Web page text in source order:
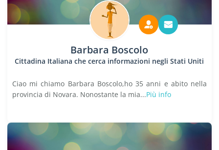
Barbara Boscolo
Cittadina Italiana che cerca informazioni negli Stati Uniti
Ciao mi chiamo Barbara Boscolo,ho 35 anni e abito nella
provincia di Novara. Nonostante la mia...Più info